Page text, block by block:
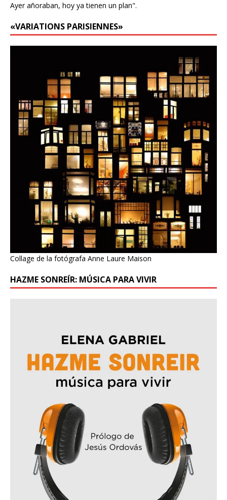
Ayer añoraban, hoy ya tienen un plan".
«VARIATIONS PARISIENNES»
Collage de la fotógrafa Anne Laure Maison
HAZME SONREÍR: MÚSICA PARA VIVIR